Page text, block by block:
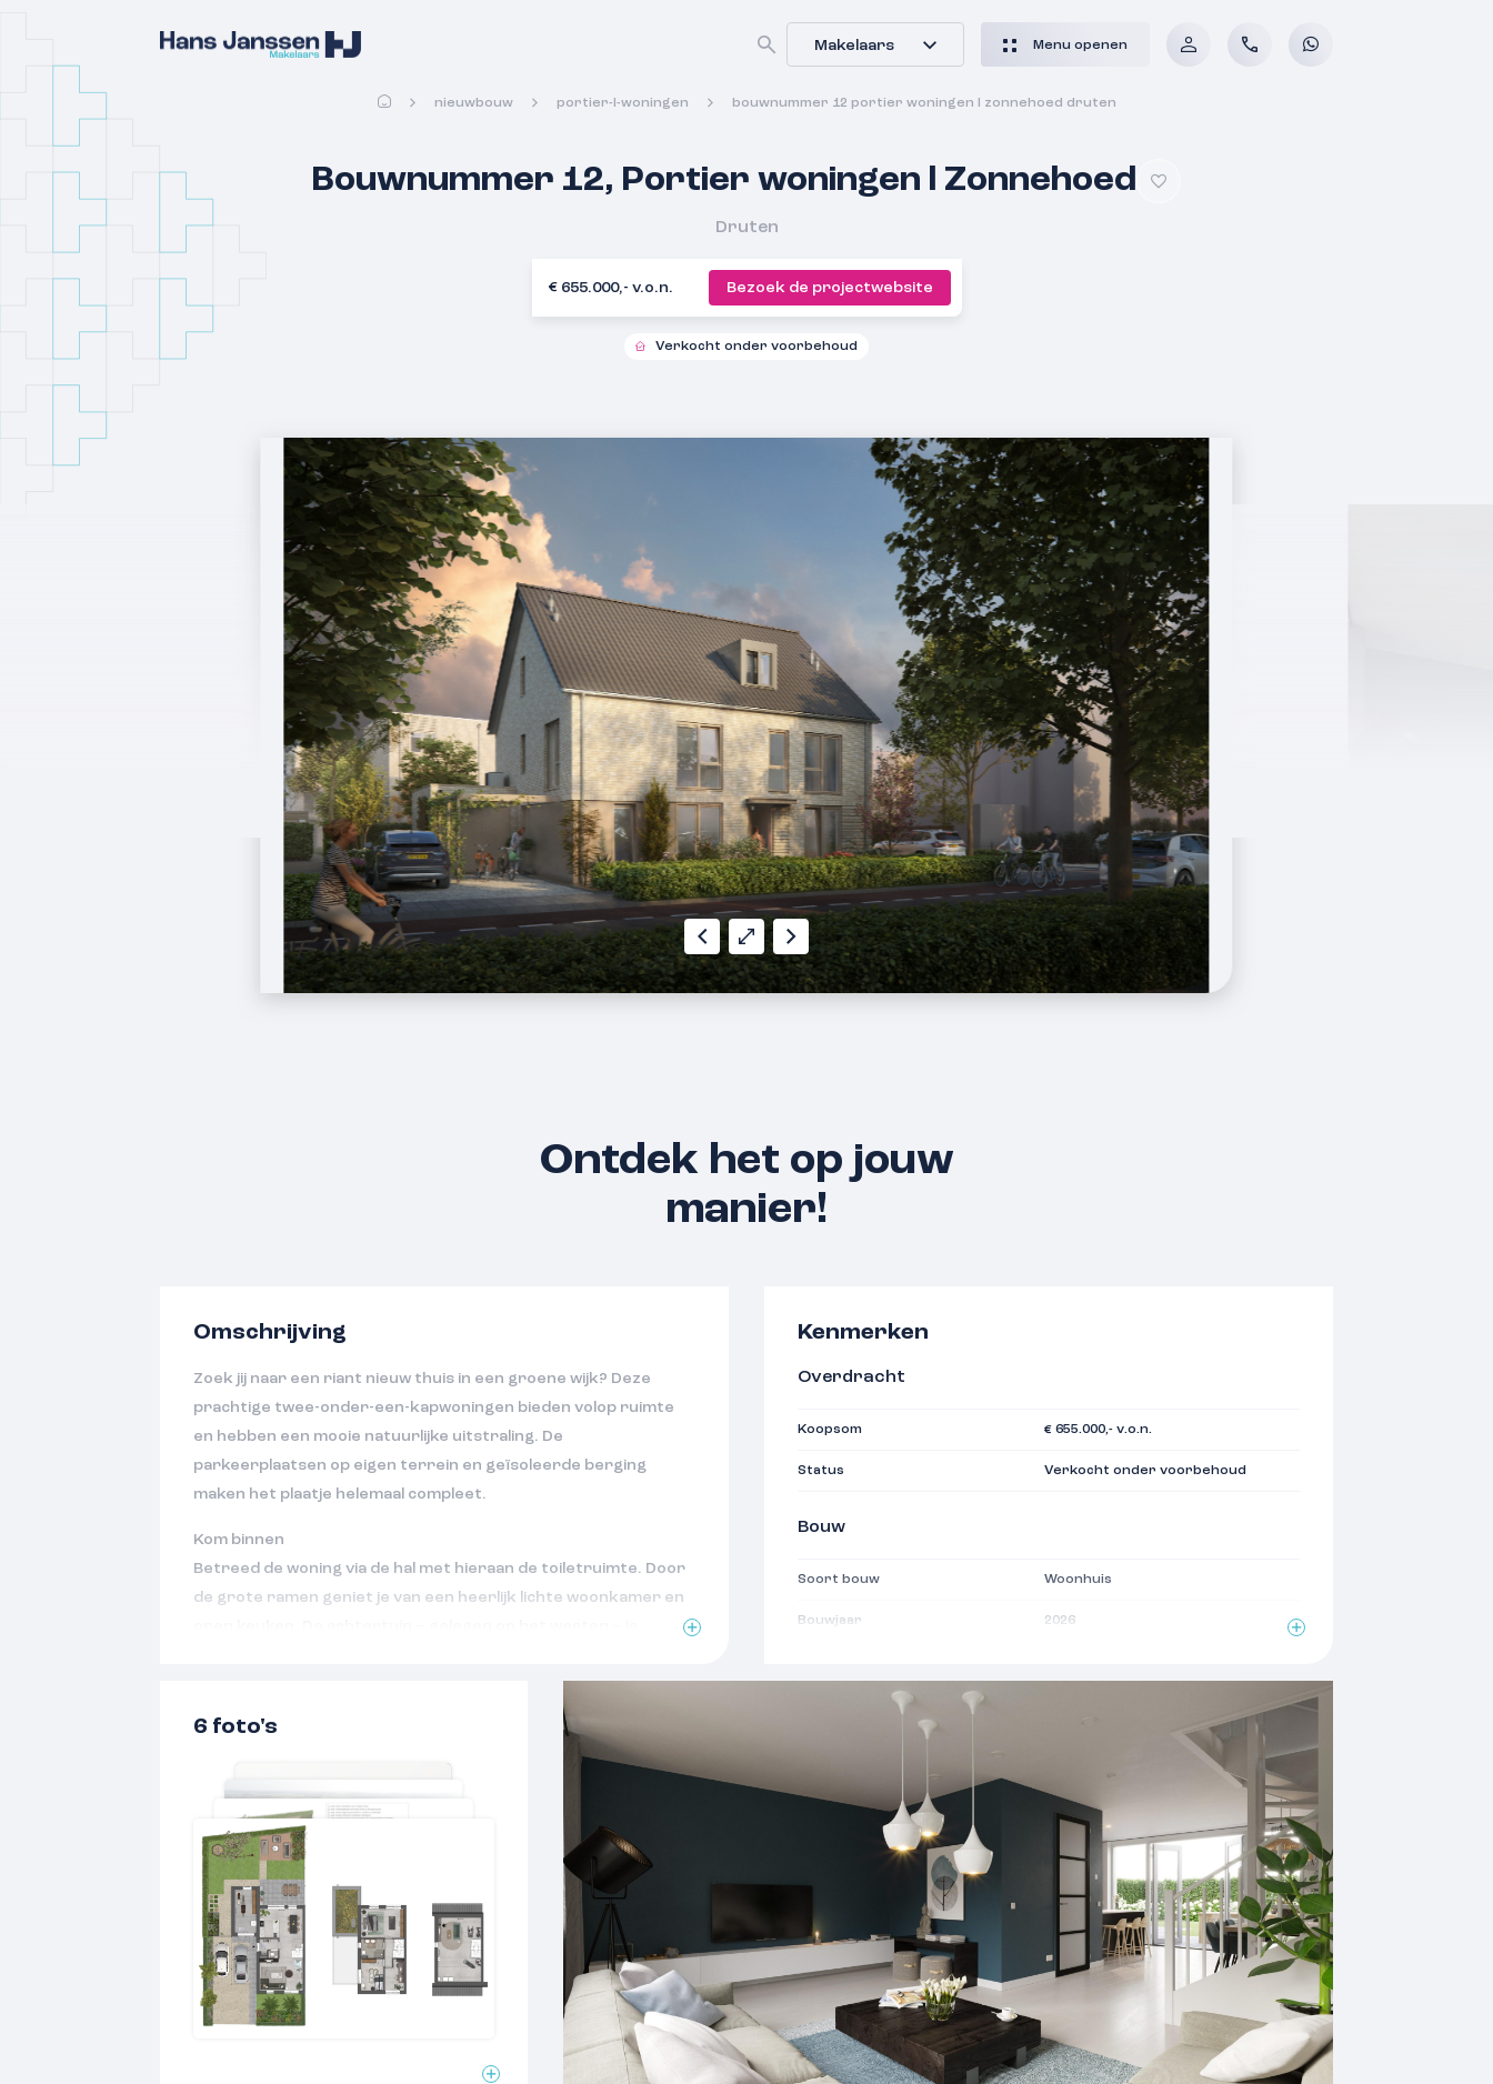
Makelaars Menu openen
nieuwbouw portier-l-woningen bouwnummer 12 portier woningen l zonnehoed druten
Bouwnummer 12, Portier woningen l Zonnehoed
Druten
€ 655.000,- v.o.n. Bezoek de projectwebsite
Verkocht onder voorbehoud
Ontdek het op jouw
manier!
Omschrijving
Zoek jij naar een riant nieuw thuis in een groene wijk? Deze
prachtige twee-onder-een-kapwoningen bieden volop ruimte
en hebben een mooie natuurlijke uitstraling. De
parkeerplaatsen op eigen terrein en geïsoleerde berging
maken het plaatje helemaal compleet.
Kom binnen
Betreed de woning via de hal met hieraan de toiletruimte. Door
de grote ramen geniet je van een heerlijk lichte woonkamer en
Op de eerste verdieping vind je de badkamer met inloopdouche,
wastafel en toilet. Ook liggen hier 3 slaapkamers voor het hele
gezin, met de master slaapkamer over de gehele breedte van
de woning. Hier word je iedere dag uitgerust wakker met een
mooi uitzicht over de groene wijk. De tweede verdieping kun je
naar wens indelen, zoals met een vierde slaapkamer of een
werkkamer.
• Veel woonruimte en mooie natuurlijke uitstraling
• Achtertuin op het westen voor veel zon in de namiddag en
avond
• Bnr. 12 heeft een zij-entree, bij bnr. 13 zit de entree aan de
voorzijde
• Met geïsoleerde berging en parkeerplaats op eigen terrein
Kenmerken
Overdracht
Koopsom € 655.000,- v.o.n.
Status Verkocht onder voorbehoud
Bouw
Soort bouw Woonhuis
Bouwjaar 2026
Oppervlakten
Woonoppervlakte
Aantal kamers 4 kamers
3 woonlagen
Voorzieningen Mechanische ventilatie
Volledig geisoleerd
Verwarming
warmtepomp
6 foto's